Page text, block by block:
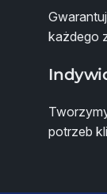
każdego
potrzeb